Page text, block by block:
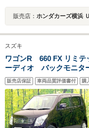
販売店： ホンダカーズ横浜
スズキ
ワゴンR 660 FX リミ
ーディオ バックモニ
ー オートエアコン シ
ー シートアンダーボッ
ー
販売店保証 車両品質評価書付 購